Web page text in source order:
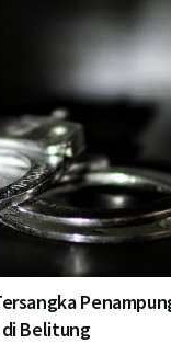
di Belitung